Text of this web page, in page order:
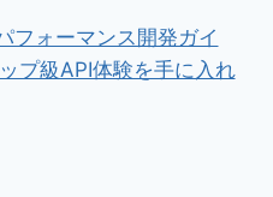
フォーマンス開発ガイ
プ級API体験を手に入れ